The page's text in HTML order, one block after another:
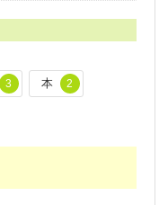
3 本 2